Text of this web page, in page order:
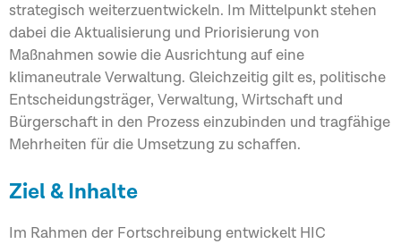
strategisch weiterzuentwickeln. Im Mittelpunkt stehen
dabei die Aktualisierung und Priorisierung von
Maßnahmen sowie die Ausrichtung auf eine
klimaneutrale Verwaltung. Gleichzeitig gilt es, politische
Entscheidungsträger, Verwaltung, Wirtschaft und
Bürgerschaft in den Prozess einzubinden und tragfähige
Mehrheiten für die Umsetzung zu schaffen.
Ziel & Inhalte
Im Rahmen der Fortschreibung entwickelt HIC